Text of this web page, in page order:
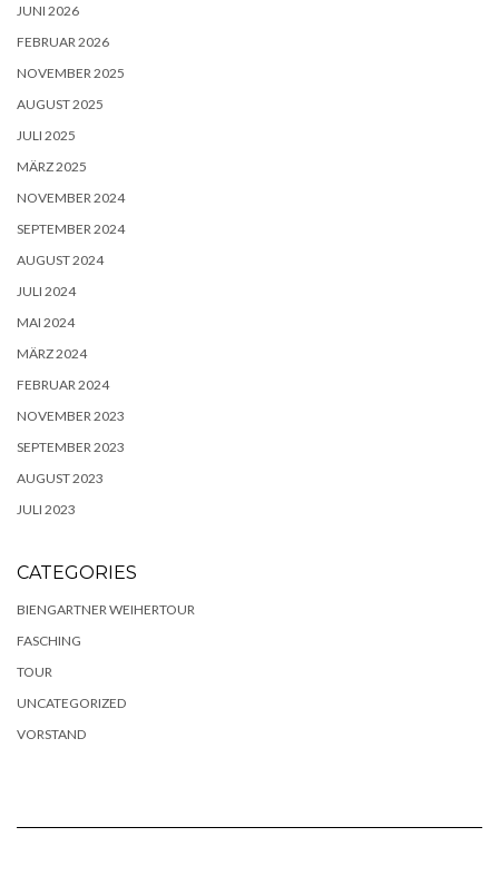
JUNI 2026
FEBRUAR 2026
NOVEMBER 2025
AUGUST 2025
JULI 2025
MÄRZ 2025
NOVEMBER 2024
SEPTEMBER 2024
AUGUST 2024
JULI 2024
MAI 2024
MÄRZ 2024
FEBRUAR 2024
NOVEMBER 2023
SEPTEMBER 2023
AUGUST 2023
JULI 2023
CATEGORIES
BIENGARTNER WEIHERTOUR
FASCHING
TOUR
UNCATEGORIZED
VORSTAND